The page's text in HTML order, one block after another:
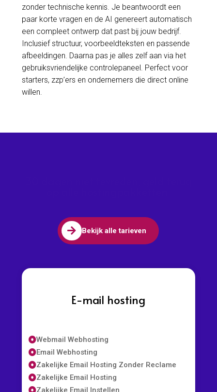
zonder technische kennis. Je beantwoordt een
paar korte vragen en de AI genereert automatisch
een compleet ontwerp dat past bij jouw bedrijf.
Inclusief structuur, voorbeeldteksten en passende
afbeeldingen. Daarna pas je alles zelf aan via het
gebruiksvriendelijke controlepaneel. Perfect voor
starters, zzp’ers en ondernemers die direct online
willen.
 Bekijk alle tarieven
E-mail hosting
Webmail Webhosting
Email Webhosting
Zakelijke Email Hosting Zonder Reclame
Zakelijke Email Hosting
Zakelijke Email Instellen